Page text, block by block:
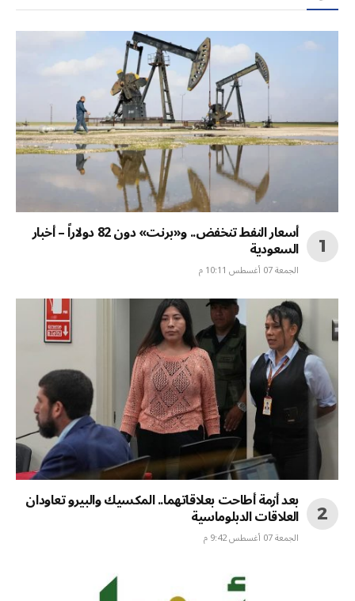
أسعار النفط تنخفض.. و«برنت» دون 82 دولاراً – أخبار
السعودية
الجمعة 07 أغسطس 10:11 م
بعد أزمة أطاحت بعلاقاتهما.. المكسيك والبيرو تعاودان
العلاقات الدبلوماسية
الجمعة 07 أغسطس 9:42 م